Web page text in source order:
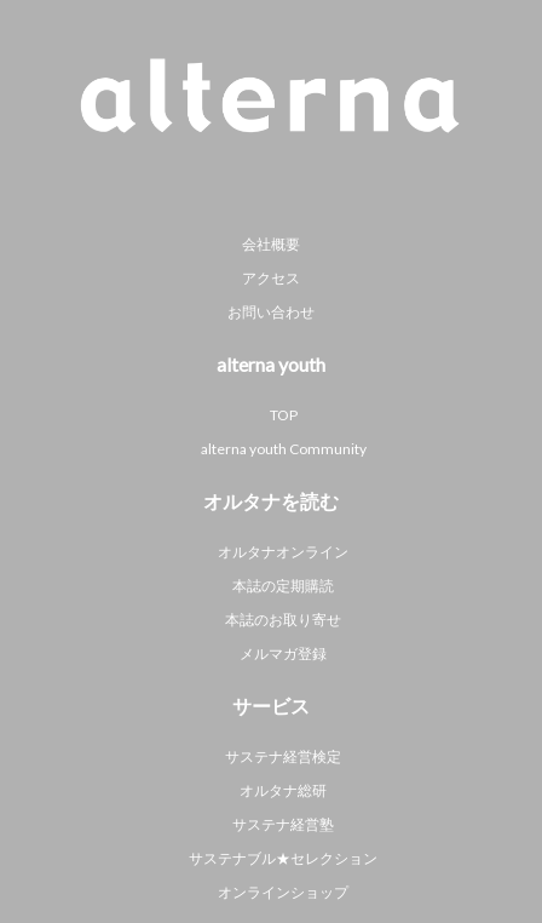
会社概要
アクセス
お問い合わせ
alterna youth
TOP
alterna youth Community
オルタナを読む
オルタナオンライン
本誌の定期購読
本誌のお取り寄せ
メルマガ登録
サービス
サステナ経営検定
オルタナ総研
サステナ経営塾
サステナブル★セレクション
オンラインショップ